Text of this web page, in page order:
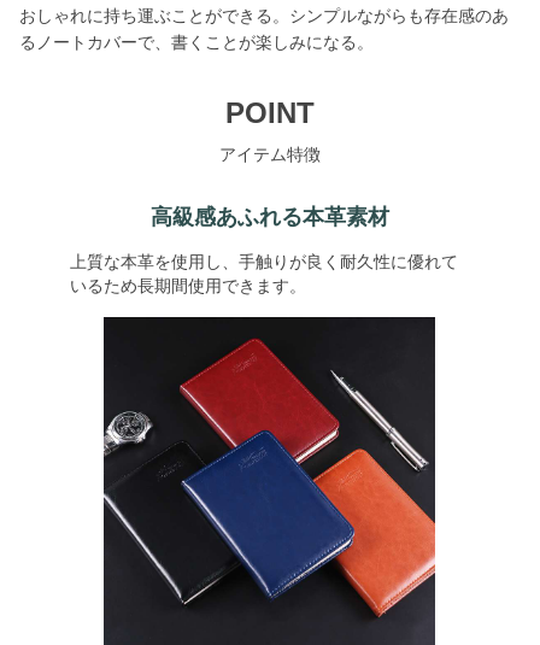
おしゃれに持ち運ぶことができる。シンプルながらも存在感のあ
るノートカバーで、書くことが楽しみになる。
POINT
アイテム特徴
高級感あふれる本革素材
上質な本革を使用し、手触りが良く耐久性に優れて
いるため長期間使用できます。